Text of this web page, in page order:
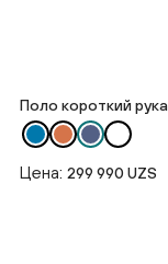
Поло короткий
Цена: 299 990 UZS